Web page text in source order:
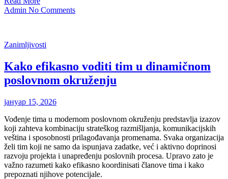
Admin No Comments
Zanimljivosti
Kako efikasno voditi tim u dinamičnom
poslovnom okruženju
јануар 15, 2026
Vođenje tima u modernom poslovnom okruženju predstavlja izazov
koji zahteva kombinaciju strateškog razmišljanja, komunikacijskih
veština i sposobnosti prilagođavanja promenama. Svaka organizacija
želi tim koji ne samo da ispunjava zadatke, već i aktivno doprinosi
razvoju projekta i unapređenju poslovnih procesa. Upravo zato je
važno razumeti kako efikasno koordinisati članove tima i kako
prepoznati njihove potencijale.